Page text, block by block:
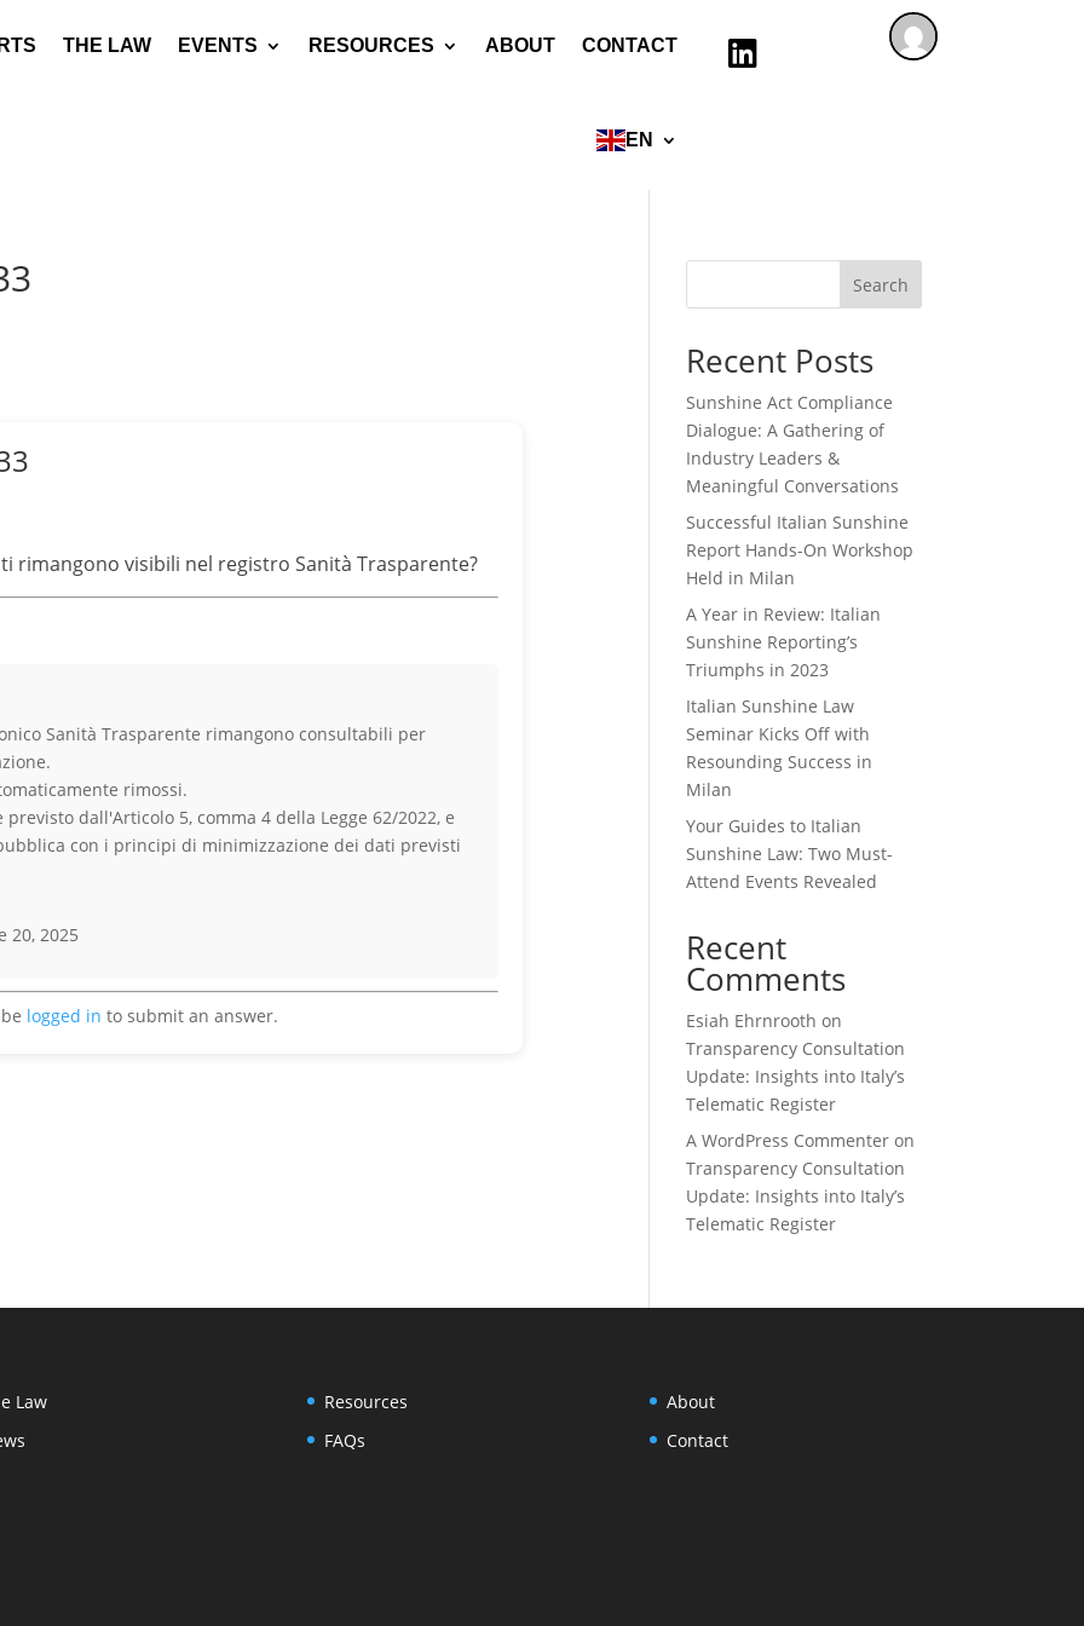
THE LAW EVENTS RESOURCES ABOUT CONTACT
EN

rimangono visibili nel registro Sanità Trasparente?
Sanità Trasparente rimangono consultabili per
rimossi.
dall'Articolo 5, comma 4 della Legge 62/2022, e
con i principi di minimizzazione dei dati previsti
20, 2025
logged in to submit an answer.
Search
Recent Posts
Sunshine Act Compliance
Dialogue: A Gathering of
Industry Leaders &
Meaningful Conversations
Successful Italian Sunshine
Report Hands-On Workshop
Held in Milan
A Year in Review: Italian
Sunshine Reporting’s
Triumphs in 2023
Italian Sunshine Law
Seminar Kicks Off with
Resounding Success in
Milan
Your Guides to Italian
Sunshine Law: Two Must-
Attend Events Revealed
Recent
Comments
Esiah Ehrnrooth on
Transparency Consultation
Update: Insights into Italy’s
Telematic Register
A WordPress Commenter on
Transparency Consultation
Update: Insights into Italy’s
Telematic Register
Law
Resources
FAQs
About
Contact